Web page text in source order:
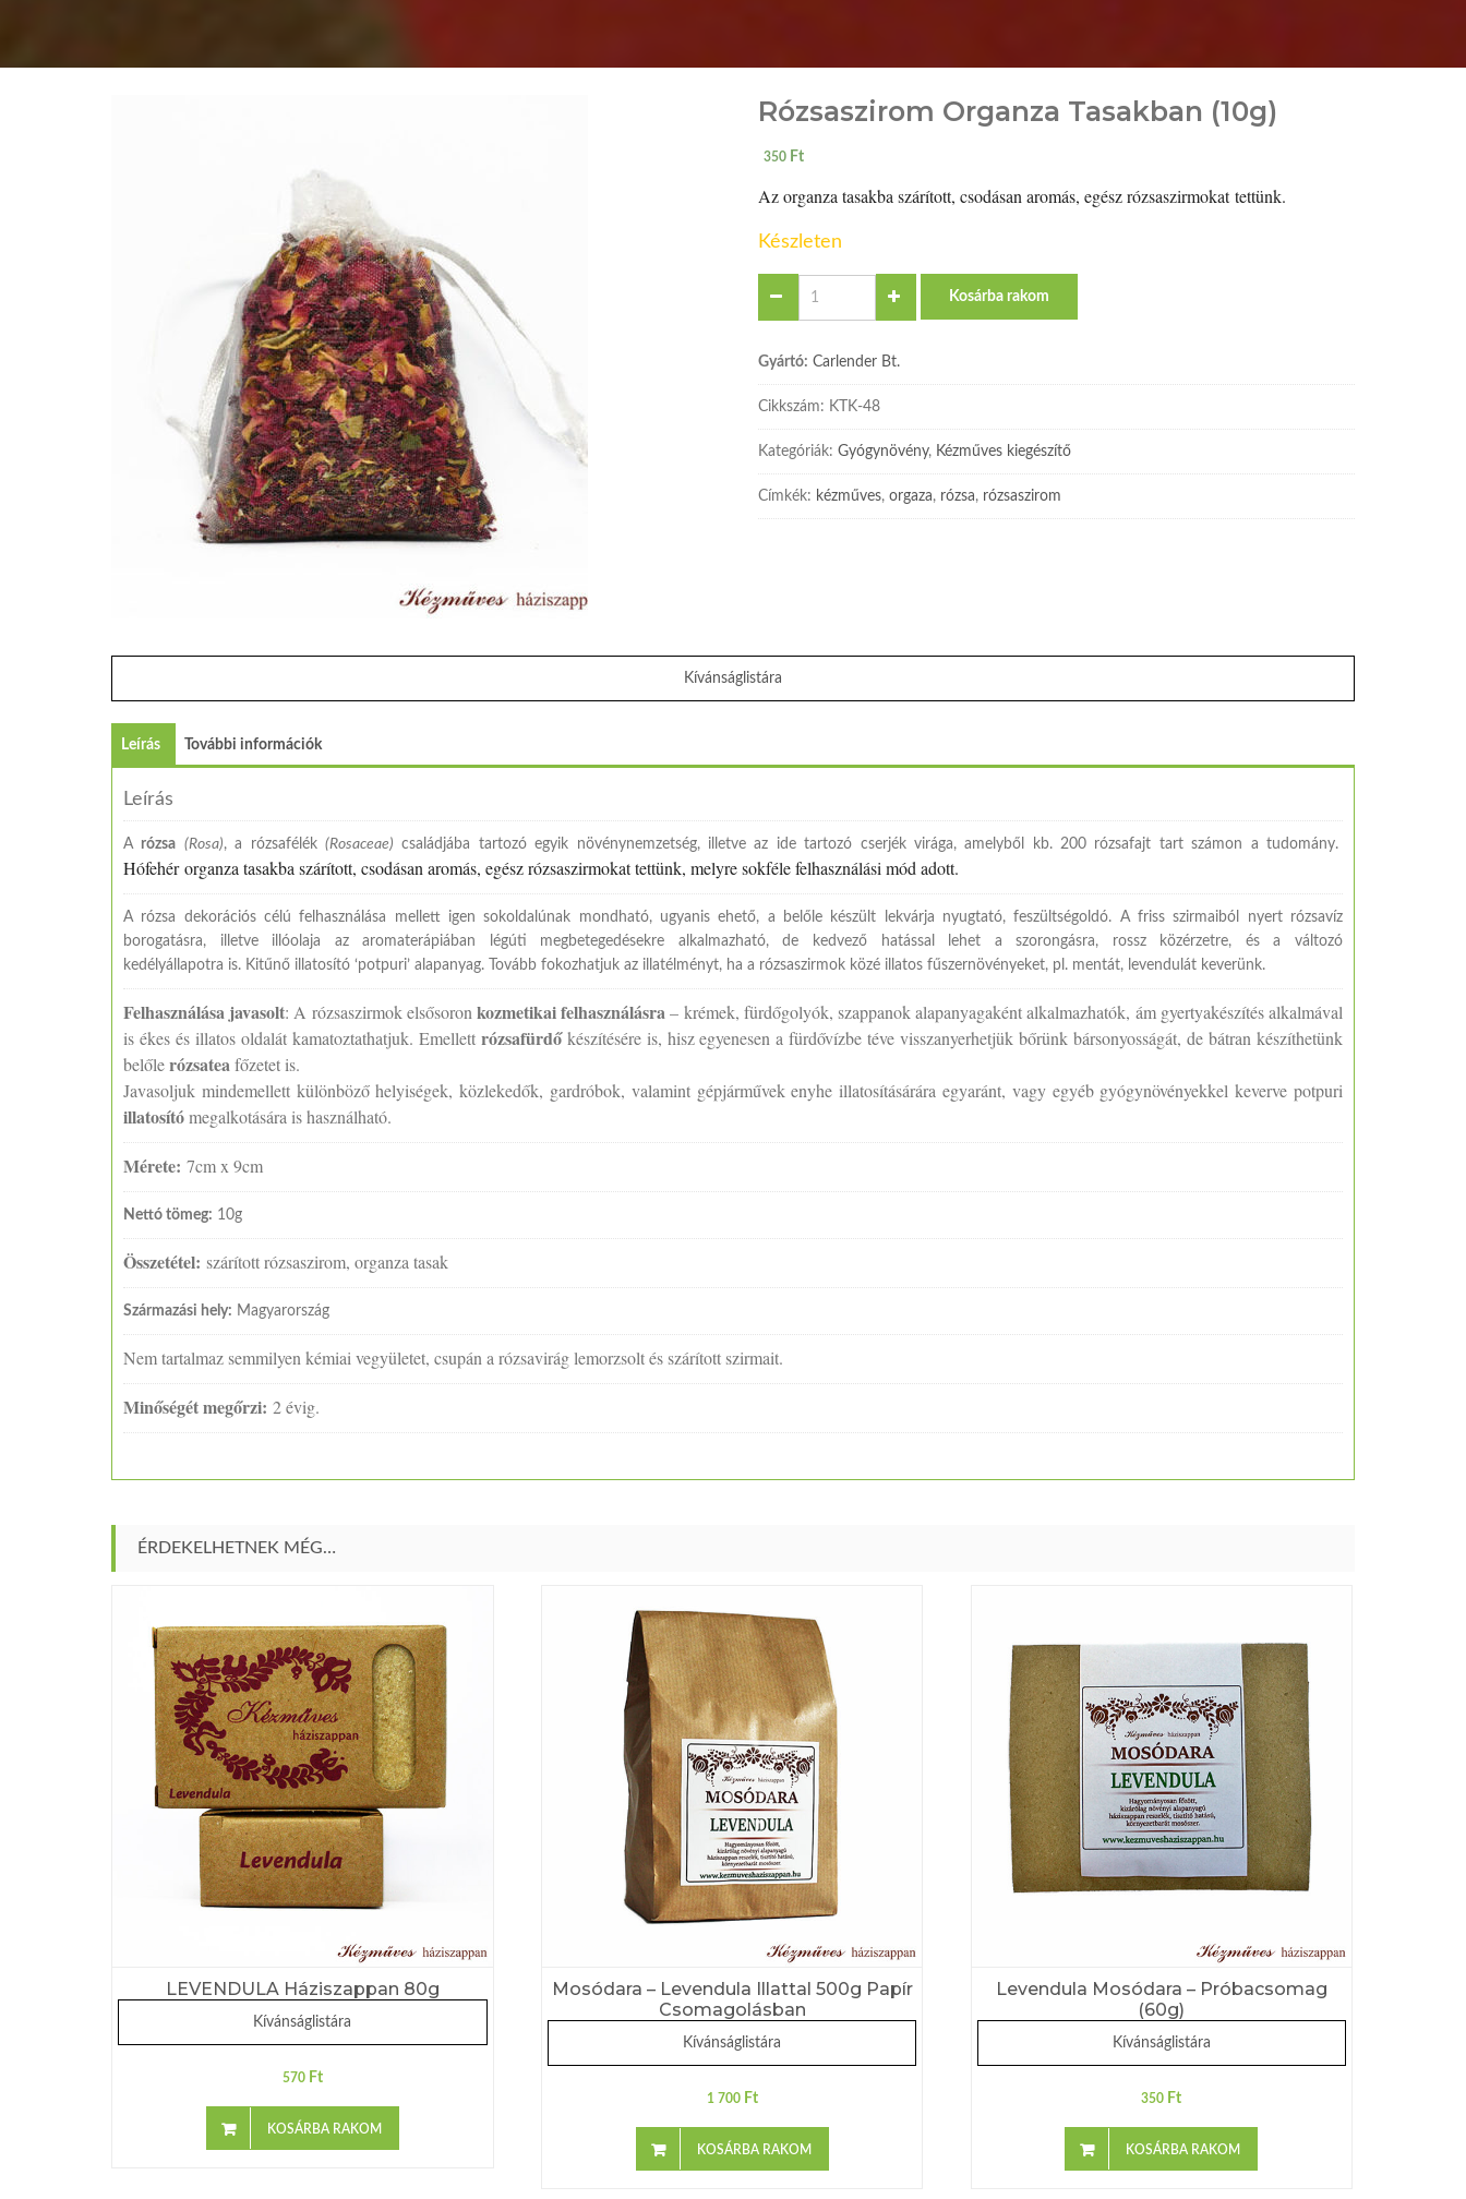
Rózsaszirom Organza Tasakban (10g)
350 Ft
Az organza tasakba szárított, csodásan aromás, egész rózsaszirmokat tettünk.
Készleten
Kosárba rakom
Gyártó: Carlender Bt.
Cikkszám: KTK-48
Kategóriák: Gyógynövény, Kézműves kiegészítő
Címkék: kézműves, orgaza, rózsa, rózsaszirom
Kívánságlistára
Leírás További információk
Leírás
A rózsa (Rosa), a rózsafélék (Rosaceae) családjába tartozó egyik növénynemzetség, illetve az ide tartozó cserjék virága, amelyből kb. 200 rózsafajt tart számon a tudomány.
Hófehér organza tasakba szárított, csodásan aromás, egész rózsaszirmokat tettünk, melyre sokféle felhasználási mód adott.
A rózsa dekorációs célú felhasználása mellett igen sokoldalúnak mondható, ugyanis ehető, a belőle készült lekvárja nyugtató, feszültségoldó. A friss szirmaiból nyert rózsavíz
borogatásra, illetve illóolaja az aromaterápiában légúti megbetegedésekre alkalmazható, de kedvező hatással lehet a szorongásra, rossz közérzetre, és a változó
kedélyállapotra is. Kitűnő illatosító ‘potpuri’ alapanyag. Tovább fokozhatjuk az illatélményt, ha a rózsaszirmok közé illatos fűszernövényeket, pl. mentát, levendulát keverünk.
Felhasználása javasolt: A rózsaszirmok elsősoronkozmetikai felhasználásra– krémek, fürdőgolyók, szappanok alapanyagaként alkalmazhatók, ám gyertyakészítés alkalmával
is ékes és illatos oldalát kamatoztathatjuk. Emellett rózsafürdőkészítésére is, hisz egyenesen a fürdővízbe téve visszanyerhetjük bőrünk bársonyosságát, de bátran készíthetünk
belőlerózsateafőzetet is.
Javasoljuk mindemellett különböző helyiségek, közlekedők, gardróbok, valamint gépjárművek enyhe illatosításárára egyaránt, vagy egyéb gyógynövényekkel keverve potpuri
illatosítómegalkotására is használható.
Mérete: 7cm x 9cm
Nettó tömeg: 10g
Összetétel: szárított rózsaszirom, organza tasak
Származási hely: Magyarország
Nem tartalmaz semmilyen kémiai vegyületet, csupán a rózsavirág lemorzsolt és szárított szirmait.
Minőségét megőrzi: 2 évig.
ÉRDEKELHETNEK MÉG…
LEVENDULA Háziszappan 80g
Kívánságlistára
570 Ft
KOSÁRBA RAKOM
Mosódara – Levendula Illattal 500g Papír
Csomagolásban
Kívánságlistára
1 700 Ft
KOSÁRBA RAKOM
Levendula Mosódara – Próbacsomag
(60g)
Kívánságlistára
350 Ft
KOSÁRBA RAKOM